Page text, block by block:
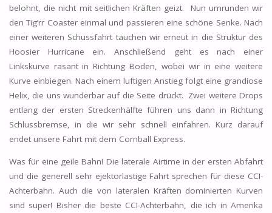
belohnt, die nicht mit seitlichen Kräften geizt. Nun umrunden wir
den Tig’rr Coaster einmal und passieren eine schöne Senke. Nach
einer weiteren Schussfahrt tauchen wir erneut in die Struktur des
Hoosier Hurricane ein. Anschließend geht es nach einer
Linkskurve rasant in Richtung Boden, wobei wir in eine weitere
Kurve einbiegen. Nach einem luftigen Anstieg folgt eine grandiose
Helix, die uns wunderbar auf die Seite drückt. Zwei weitere Drops
entlang der ersten Streckenhälfte führen uns dann in Richtung
Schlussbremse, in die wir sehr schnell einfahren. Kurz darauf
endet unsere Fahrt mit dem Cornball Express.
Was für eine geile Bahn! Die laterale Airtime in der ersten Abfahrt
und die generell sehr ejektorlastige Fahrt sprechen für diese CCI-
Achterbahn. Auch die von lateralen Kräften dominierten Kurven
sind super! Bisher die beste CCI-Achterbahn, die ich in Amerika